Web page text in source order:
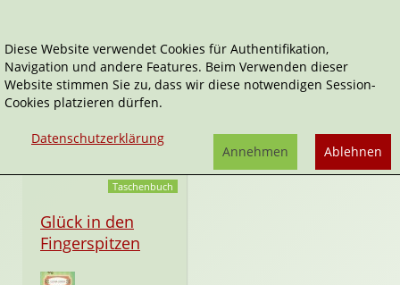
Romantik
Taschenbuch
Glück in den
Fingerspitzen
Diese Website verwendet Cookies für Authentifikation,
Navigation und andere Features. Beim Verwenden dieser
Website stimmen Sie zu, dass wir diese notwendigen Session-
Cookies platzieren dürfen.
Datenschutzerklärung
Ablehnen
Annehmen